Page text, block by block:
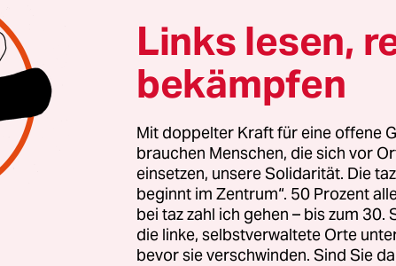
sich gebracht, mag man sich zum Trost
ein höheres Schicksal den inneren Kompass
Ordnungswille das Chaos im Zaum
Sterne, die millionenfach verstreut am
unsere Sehnsucht nach Halt und Struktur.
und Bilder, wo Willkür und kosmischer
wenn die Liebe sich ins Menschenherz
sich ein wenig Vorsehung. Und wird doch
aus unerklärlichen und unzähmbaren
Links lesen,
bekämpfen
Mit doppelter Kraft für eine offene
brauchen Menschen, die sich vor
einsetzen, unsere Solidarität. Die
beginnt im Zentrum“. 50 Prozent
bei taz zahl ich gehen – bis zum
die linke, selbstverwaltete Orte
bevor sie verschwinden. Sind Sie